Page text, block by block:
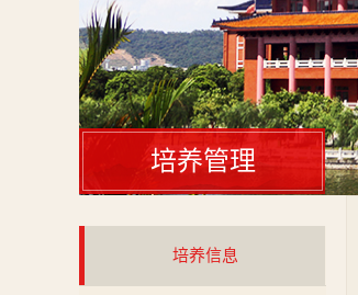
培养管理
培养信息